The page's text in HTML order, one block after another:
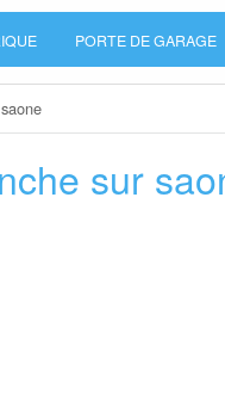
PORTE DE GARAGE
sur